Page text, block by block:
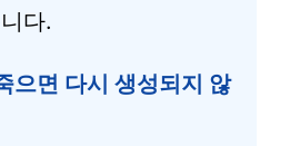
다.
으면 다시 생성되지 않